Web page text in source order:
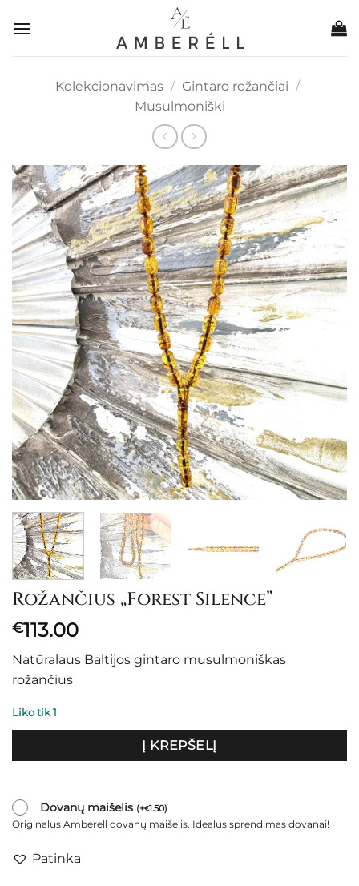
Kolekcionavimas / Gintaro rožančiai /
Musulmoniški
Rožančius „Forest Silence”
€113.00
Natūralaus Baltijos gintaro musulmoniškas
rožančius
Liko tik 1
Į KREPŠELĮ
Dovanų maišelis (+€1.50)
Originalus Amberell dovanų maišelis. Idealus sprendimas dovanai!
Patinka